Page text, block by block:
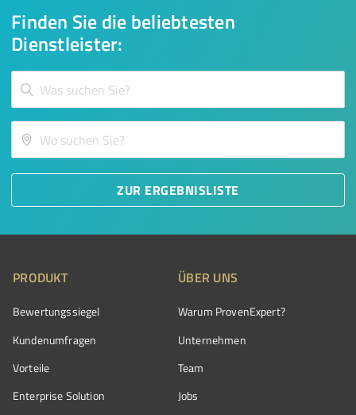
Finden Sie die beliebtesten
Dienstleister:
ZUR ERGEBNISLISTE
PRODUKT
Bewertungssiegel
Kundenumfragen
Vorteile
Enterprise Solution
ÜBER UNS
Warum ProvenExpert?
Unternehmen
Team
Jobs